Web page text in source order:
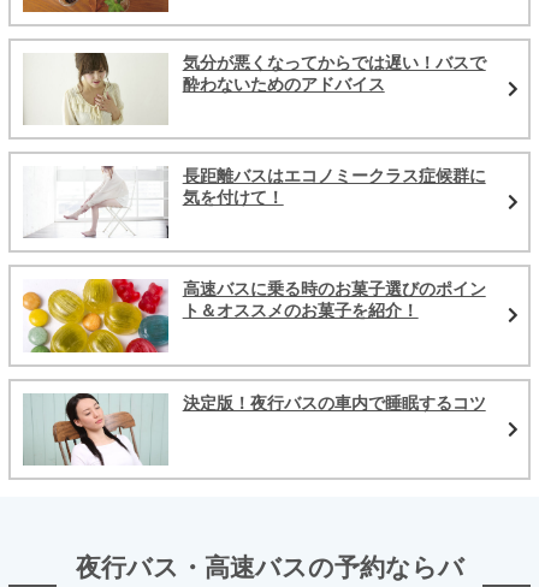
気分が悪くなってからでは遅い！バスで
酔わないためのアドバイス
長距離バスはエコノミークラス症候群に
気を付けて！
高速バスに乗る時のお菓子選びのポイン
ト＆オススメのお菓子を紹介！
決定版！夜行バスの車内で睡眠するコツ
夜行バス・高速バスの予約ならバ